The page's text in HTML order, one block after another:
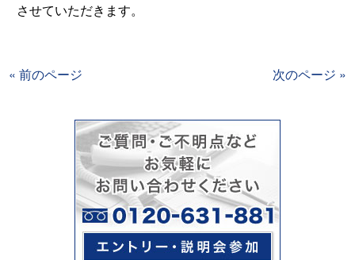
させていただきます。
« 前のページ 次のページ »